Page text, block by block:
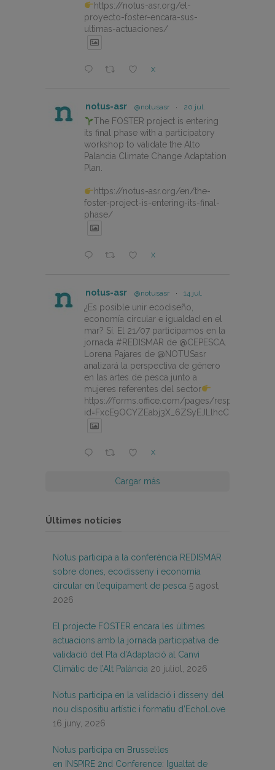
https://notus-asr.org/el-
proyecto-foster-encara-sus-
ultimas-actuaciones/
X
notus-asr @notusasr · 20 jul.
The FOSTER project is entering
its final phase with a participatory
workshop to validate the Alto
Palancia Climate Change Adaptation
Plan.
https://notus-asr.org/en/the-
foster-project-is-entering-its-final-
phase/
X
notus-asr @notusasr · 14 jul.
¿Es posible unir ecodiseño,
economía circular e igualdad en el
mar? Sí. El 21/07 participamos en la
jornada #REDISMAR de @CEPESCA.
Lorena Pajares de @NOTUSasr
analizará la perspectiva de género
en las artes de pesca junto a
mujeres referentes del sector
https://forms.office.com/pages/
X
Cargar más
Últimes notícies
Notus participa a la conferència REDISMAR
sobre dones, ecodisseny i economia
circular en l’equipament de pesca 5 agost,
2026
El projecte FOSTER encara les últimes
actuacions amb la jornada participativa de
validació del Pla d’Adaptació al Canvi
Climàtic de l’Alt Palància 20 juliol, 2026
Notus participa en la validació i disseny del
nou dispositiu artístic i formatiu d’EchoLove
16 juny, 2026
Notus participa en Brussel·les
en INSPIRE 2nd Conference: Igualtat de